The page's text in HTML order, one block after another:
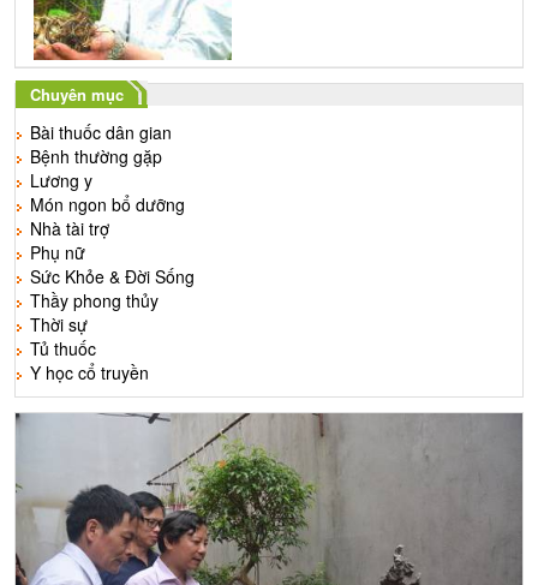
Chuyên mục
Bài thuốc dân gian
Bệnh thường gặp
Lương y
Món ngon bổ dưỡng
Nhà tài trợ
Phụ nữ
Sức Khỏe & Đời Sống
Thầy phong thủy
Thời sự
Tủ thuốc
Y học cổ truyền